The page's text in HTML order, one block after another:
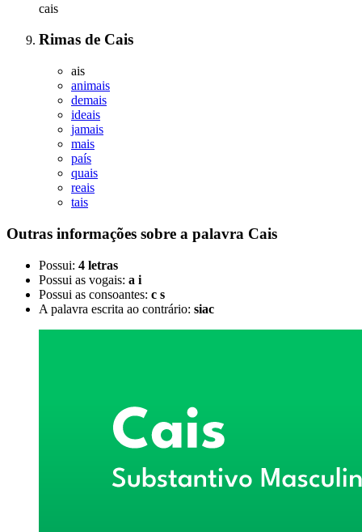
cais
Rimas de Cais
ais
animais
demais
ideais
jamais
mais
país
quais
reais
tais
Outras informações sobre a palavra Cais
Possui: 4 letras
Possui as vogais: a i
Possui as consoantes: c s
A palavra escrita ao contrário: siac